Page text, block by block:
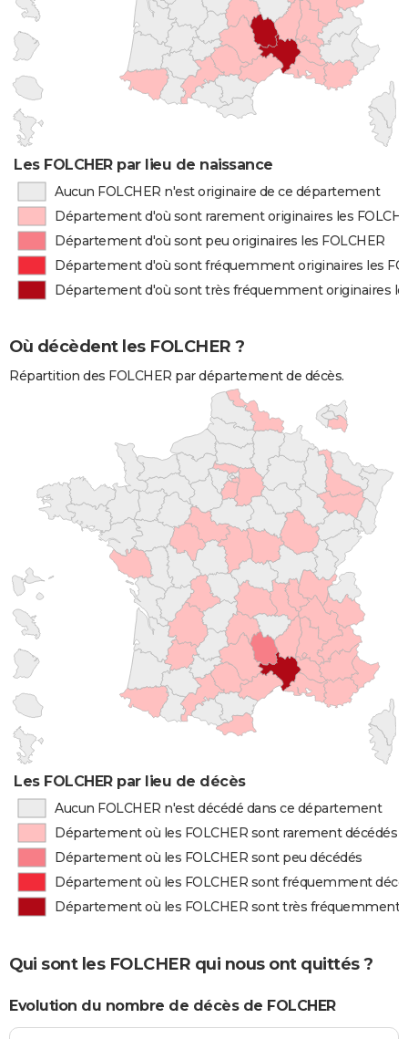
Les FOLCHER par lieu de naissance
Aucun FOLCHER n'est originaire de ce département
Département d'où sont rarement originaires les
Département d'où sont peu originaires les FOLCHER
Département d'où sont fréquemment originaires les
Département d'où sont très fréquemment originaires
Où décèdent les FOLCHER ?
Répartition des FOLCHER par département de décès.
Les FOLCHER par lieu de décès
Aucun FOLCHER n'est décédé dans ce département
Département où les FOLCHER sont rarement décédés
Département où les FOLCHER sont peu décédés
Département où les FOLCHER sont fréquemment
Département où les FOLCHER sont très fréquemment
Qui sont les FOLCHER qui nous ont quittés ?
Evolution du nombre de décès de FOLCHER